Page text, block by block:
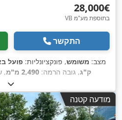
‏28,000 ‏€
VB בתוספת מע"מ
התקשר
מצב: משומש, פונקציונליות: פועל
ק"ג, גובה הרמה: 2,490 מ"מ ,
, גובה בנייה:
, רוחב,
מודעה קטנה